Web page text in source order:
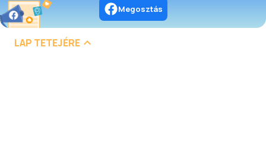
Megosztás
LAP TETEJÉRE